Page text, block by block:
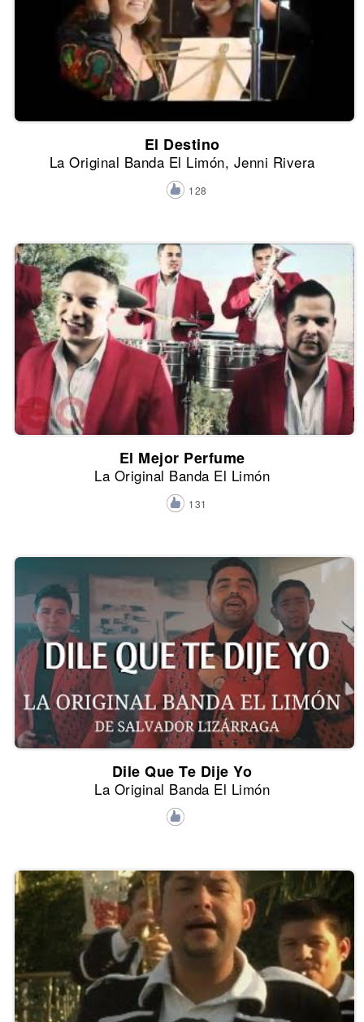
El Destino
La Original Banda El Limón, Jenni Rivera
128
El Mejor Perfume
La Original Banda El Limón
131
Dile Que Te Dije Yo
La Original Banda El Limón